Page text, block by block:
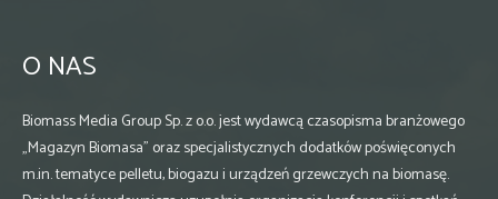
O NAS
Biomass Media Group Sp. z o.o. jest wydawcą czasopisma branżowego
„Magazyn Biomasa” oraz specjalistycznych dodatków poświęconych
m.in. tematyce pelletu, biogazu i urządzeń grzewczych na biomasę.